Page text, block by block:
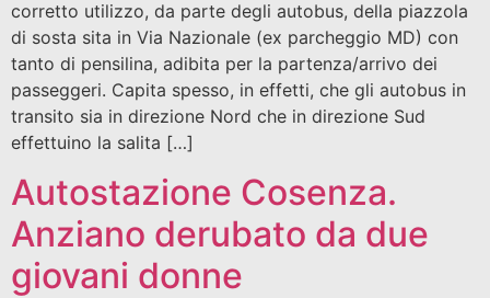
corretto utilizzo, da parte degli autobus, della piazzola
di sosta sita in Via Nazionale (ex parcheggio MD) con
tanto di pensilina, adibita per la partenza/arrivo dei
passeggeri. Capita spesso, in effetti, che gli autobus in
transito sia in direzione Nord che in direzione Sud
effettuino la salita […]
Autostazione Cosenza.
Anziano derubato da due
giovani donne